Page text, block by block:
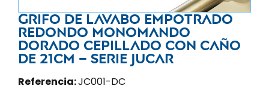
Grifo de lavabo empotrado
redondo monomando
dorado cepillado con caño
de 21CM – Serie Jucar
Referencia:JC001-DC